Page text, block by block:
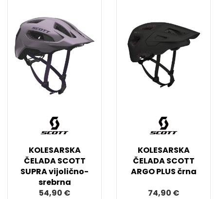
KOLESARSKA
ČELADA SCOTT
SUPRA vijolično-
srebrna
54,90 €
KOLESARSKA
ČELADA SCOTT
ARGO PLUS črna
74,90 €